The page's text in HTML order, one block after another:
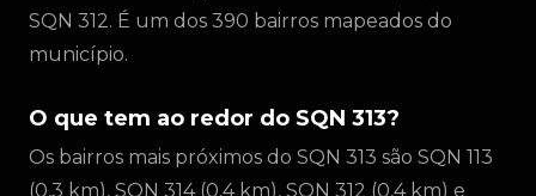
SQN 312. É um dos 390 bairros mapeados do
município.
O que tem ao redor do SQN 313?
Os bairros mais próximos do SQN 313 são SQN 113
(0,3 km), SQN 314 (0,4 km), SQN 312 (0,4 km) e